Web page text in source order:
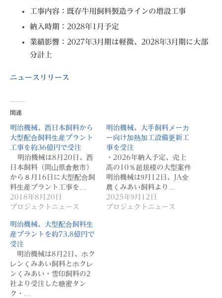
工事内容：既存牛用飼料製造ラインの増設工事
納入時期：2028年1月予定
業績影響：2027年3月期は軽微、2028年3月期に大部
分計上
ニュースリリース
関連
明治機械、西日本飼料から
大型配合飼料生産プラント
工事を約36億円で受注
明治機械は8月20日、西
日本飼料（岡山県倉敷市）
から８月16日に大型配合飼
料生産プラント工事を…
2018年8月20日
プロジェクトニュース
明治機械、大手飼料メーカ
ー向け加熱加工設備更新工
事を受注
・2026年納入予定、売上
高の10％超規模の大型案件
明治機械は9月12日、JA全
農くみあい飼料より…
2025年9月12日
プロジェクトニュース
明治機械、大型配合飼料生
産プラントを約73.8億円で
受注
明治機械は8月2日、ホク
レンくみあい飼料とホクレ
ンくみあい・雪印飼料の2
社より受注した糖蜜タン
ク・…